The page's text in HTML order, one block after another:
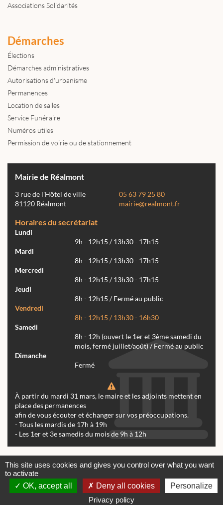
Associations Solidarités
Démarches
Élections
Démarches administratives
Autorisations d'urbanisme
Permanences
Location de salles
Service Funéraire
Numéros utiles
Permission de voirie ou de stationnement
Mairie de Réalmont
3 rue de l'Hôtel de ville
81120 Réalmont
05 63 79 25 80
mairie@realmont.fr
Horaires du secrétariat
Lundi
9h - 12h15 / 13h30 - 17h15
Mardi
8h - 12h15 / 13h30 - 17h15
Mercredi
8h - 12h15 / 13h30 - 17h15
Jeudi
8h - 12h15 / Fermé au public
Vendredi
8h - 12h15 / 13h30 - 16h30
Samedi
8h - 12h (ouvert le 1er et 3ème samedi du
mois, fermé juillet/août) / Fermé au public
Dimanche
Fermé
À partir du mardi 31 mars, le maire et les adjoints mettent en
place des permanences
afin de vous écouter et échanger sur vos préoccupations.
- Tous les mardis de 17h à 19h
- Les 1er et 3e samedis du mois de 9h à 12h
Contactez-nous
Mentions légales
© tous droits réservés Mairie de Réalmont 2024 -
Conception & Réalisation Web RK Création
This site uses cookies and gives you control over what you want
to activate
OK, accept all
Deny all cookies
Personalize
Privacy policy